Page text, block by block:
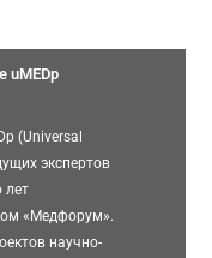
uMEDp
(Universal
экспертов
лет
«Медфорум».
научно-